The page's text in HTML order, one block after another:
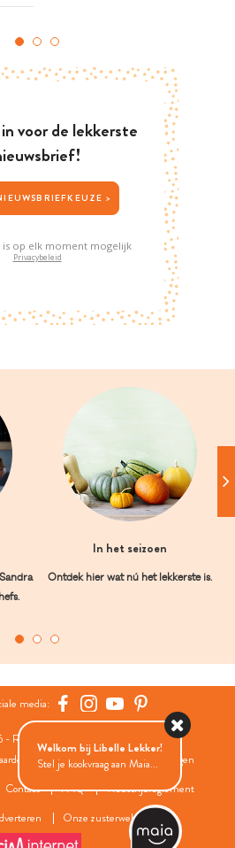
voor de lekkerste
JOUW NIEUWSBRIEFKEUZE >
is op elk moment mogelijk
Privacybeleid
In het seizoen
Ontdek hier wat nú het lekkerste is.
media:
Roularta Media Group
Cookies
Cookies instellingen
Contact FAQ
Wedstrijdreglement
Onze zusterwebsites
Welkom bij Libelle Lekker!
Stel je kookvraag aan Maia...